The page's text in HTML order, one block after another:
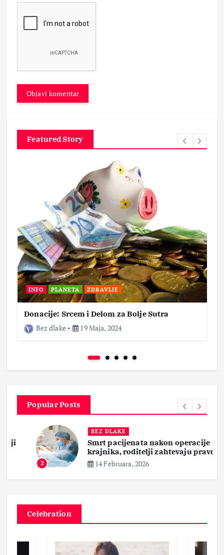
Featured Story
INFO PLANETA ZDRAVLJE
Donacije: Srcem i Delom za Bolje Sutra
Bez dlake
19 Maja, 2024
Popular Posts
BEZ DLAKE
Smrt pacijenata nakon operacije
krajnika, roditelji zahtevaju pravdu
14 Februara, 2026
Celebration